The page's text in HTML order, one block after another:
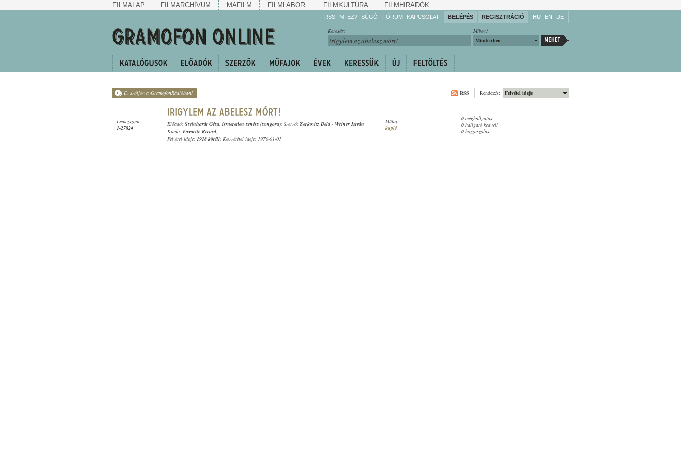
FILMALAP FILMARCHÍVUM MAFILM FILMLABOR FILMKULTÚRA FILMHIRADÓK
RSS MI EZ? SÚGÓ
Gyarapítsa!
Kövesse!
FÓRUM KAPCSOLAT BELÉPÉS REGISZTRÁCIÓ HU EN DE
Miben?
Mindenben
Keresés:
Ez szóljon a GramofonRádióban! Felvétel ideje
Rendezés:
RSS
Lemezszám:
1-27824
Előadó: Steinhardt Géza, ismeretlen zenész (zongora); Szerző: Zerkovitz Béla - Weiner István
Kiadó: Favorite Record;
Felvétel ideje: 1918 körül; Közzététel ideje: 1970-01-01
Műfaj:
kuplé
0 meghallgatás
0 hallgató kedveli
0 hozzászólás